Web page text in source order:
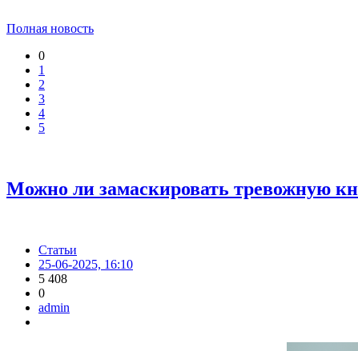
Полная новость
0
1
2
3
4
5
Можно ли замаскировать тревожную
Статьи
25-06-2025, 16:10
5 408
0
admin